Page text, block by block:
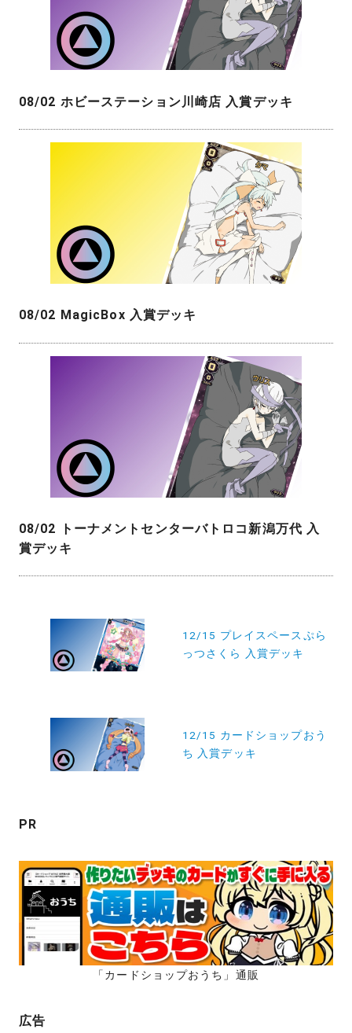
08/02 ホビーステーション川崎店 入賞デッキ
08/02 MagicBox 入賞デッキ
08/02 トーナメントセンターバトロコ新潟万代 入
賞デッキ
ン
12/15 プレイスペースぷら
っつさくら 入賞デッキ
12/15 カードショップおう
ち 入賞デッキ
PR
「カードショップおうち」通販
広告